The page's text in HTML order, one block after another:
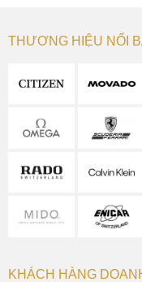
THƯƠNG HIỆU NỔI
KHÁCH HÀNG